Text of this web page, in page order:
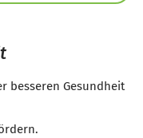
besseren Gesundheit